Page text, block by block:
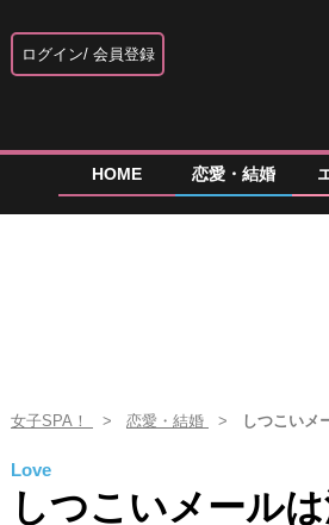
ログイン 会員登録
HOME 恋愛・結婚
女子SPA！ 恋愛・結婚 しつこいメ
Love
しつこいメール